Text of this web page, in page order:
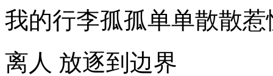
我的行李孤孤单单散散惹
离人 放逐到边界